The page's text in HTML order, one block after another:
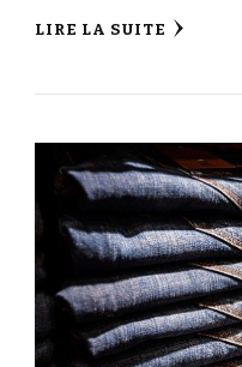
LIRE LA SUITE